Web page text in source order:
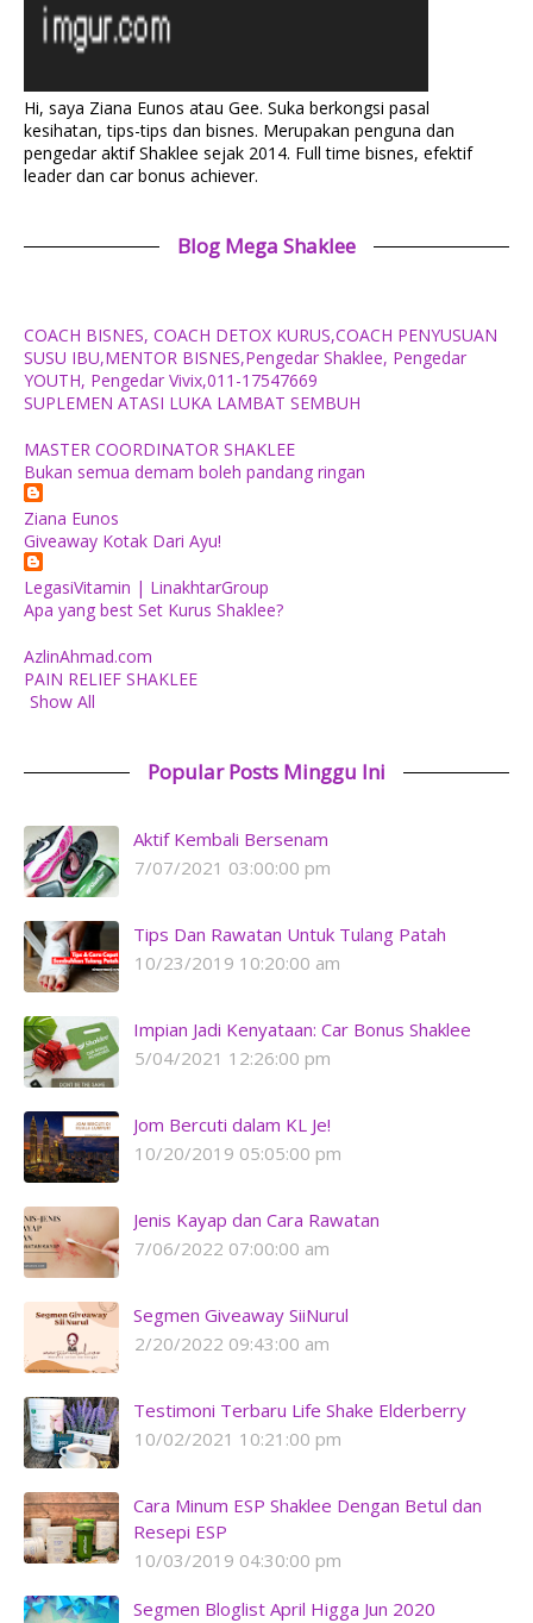
Hi, saya Ziana Eunos atau Gee. Suka berkongsi pasal
kesihatan, tips-tips dan bisnes. Merupakan penguna dan
pengedar aktif Shaklee sejak 2014. Full time bisnes, efektif
leader dan car bonus achiever.
Blog Mega Shaklee
COACH BISNES, COACH DETOX KURUS,COACH PENYUSUAN
SUSU IBU,MENTOR BISNES,Pengedar Shaklee, Pengedar
YOUTH, Pengedar Vivix,011-17547669
SUPLEMEN ATASI LUKA LAMBAT SEMBUH
MASTER COORDINATOR SHAKLEE
Bukan semua demam boleh pandang ringan
Ziana Eunos
Giveaway Kotak Dari Ayu!
LegasiVitamin | LinakhtarGroup
Apa yang best Set Kurus Shaklee?
AzlinAhmad.com
PAIN RELIEF SHAKLEE
Show All
Popular Posts Minggu Ini
Aktif Kembali Bersenam
7/07/2021 03:00:00 pm
Tips Dan Rawatan Untuk Tulang Patah
10/23/2019 10:20:00 am
Impian Jadi Kenyataan: Car Bonus Shaklee
5/04/2021 12:26:00 pm
Jom Bercuti dalam KL Je!
10/20/2019 05:05:00 pm
Jenis Kayap dan Cara Rawatan
7/06/2022 07:00:00 am
Segmen Giveaway SiiNurul
2/20/2022 09:43:00 am
Testimoni Terbaru Life Shake Elderberry
10/02/2021 10:21:00 pm
Cara Minum ESP Shaklee Dengan Betul dan
Resepi ESP
10/03/2019 04:30:00 pm
Segmen Bloglist April Higga Jun 2020